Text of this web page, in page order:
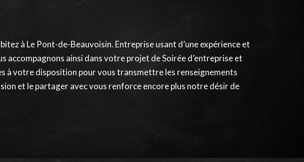
à Le Pont-de-Beauvoisin. Entreprise usant d’une expérience et
ainsi dans votre projet de Soirée d’entreprise et
à votre disposition pour vous transmettre les renseignements
et le partager avec vous renforce encore plus notre désir de